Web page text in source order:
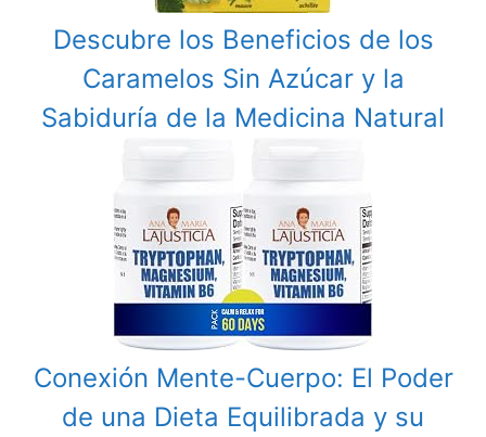
Descubre los Beneficios de los
Caramelos Sin Azúcar y la
Sabiduría de la Medicina Natural
Conexión Mente-Cuerpo: El Poder
de una Dieta Equilibrada y su